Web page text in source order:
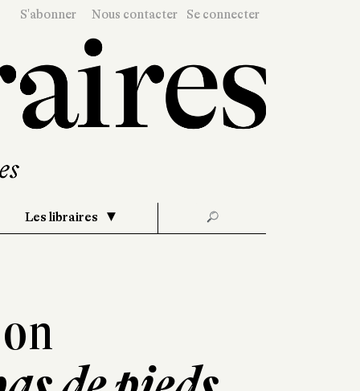
S'abonner Nous contacter Se connecter
Les libraires 🔎